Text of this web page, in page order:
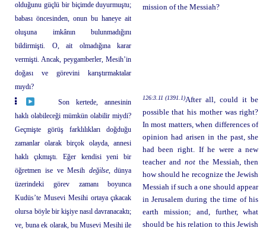
olduğunu güçlü bir biçimde duyurmuştu;
babası öncesinden, onun bu haneye ait
oluşuna imkânın bulunmadığını
bildirmişti. O, ait olmadığına karar
vermişti. Ancak, peygamberler, Mesih’in
doğası ve görevini karıştırmaktalar
mıydı?
mission of the Messiah?
Son kertede, annesinin
haklı olabileceği mümkün olabilir miydi?
Geçmişte görüş farklılıkları doğduğu
zamanlar olarak birçok olayda, annesi
haklı çıkmıştı. Eğer kendisi yeni bir
öğretmen ise ve Mesih değilse, dünya
üzerindeki görev zamanı boyunca
Kudüs’te Musevi Mesihi ortaya çıkacak
olursa böyle bir kişiye nasıl davranacaktı;
ve, buna ek olarak, bu Musevi Mesihi ile
126:3.11 (1391.1)After all, could it be
possible that his mother was right?
In most matters, when differences of
opinion had arisen in the past, she
had been right. If he were a new
teacher and notthe Messiah, then
how should he recognize the Jewish
Messiah if such a one should appear
in Jerusalem during the time of his
earth mission; and, further, what
should be his relation to this Jewish